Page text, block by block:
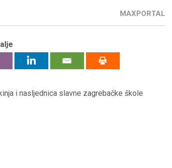
MAXPORTAL
i nasljednica slavne zagrebačke škole